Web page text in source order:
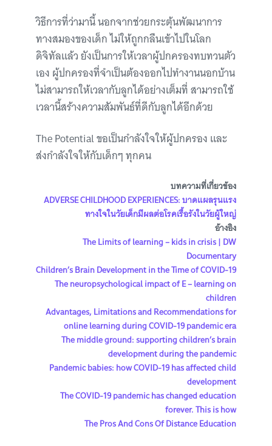
วิธีการที่ว่ามานี้ นอกจากช่วยกระตุ้นพัฒนาการ
ทางสมองของเด็ก ไม่ให้ถูกกลืนเข้าไปในโลก
ดิจิทัลแล้ว ยังเป็นการให้เวลาผู้ปกครองทบทวนตัว
เอง ผู้ปกครองที่จำเป็นต้องออกไปทำงานนอกบ้าน
ไม่สามารถให้เวลากับลูกได้อย่างเต็มที่ สามารถใช้
เวลานี้สร้างความสัมพันธ์ที่ดีกับลูกได้อีกด้วย
The Potential ขอเป็นกำลังใจให้ผู้ปกครอง และ
ส่งกำลังใจให้กับเด็กๆ ทุกคน
บทความที่เกี่ยวข้อง
ADVERSE CHILDHOOD EXPERIENCES: บาดแผลรุนแรง
ทางใจในวัยเด็กมีผลต่อโรคเรื้อรังในวัยผู้ใหญ่
อ้างอิง
The Limits of learning – kids in crisis | DW
Documentary
Children’s Brain Development in the Time of COVID-19
The neuropsychological impact of E – learning on
children
Advantages, Limitations and Recommendations for
online learning during COVID-19 pandemic era
The middle ground: supporting children’s brain
development during the pandemic
Pandemic babies: how COVID-19 has affected child
development
The COVID-19 pandemic has changed education
forever. This is how
The Pros And Cons Of Distance Education